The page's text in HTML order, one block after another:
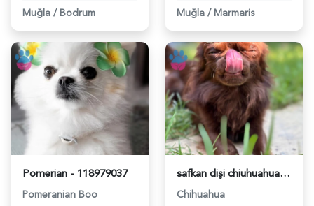
Muğla / Bodrum
Muğla / Marmaris
Pomerian - 118979037
Pomeranian Boo
safkan dişi chiuhuahua arıyorum - 118978445
Chihuahua